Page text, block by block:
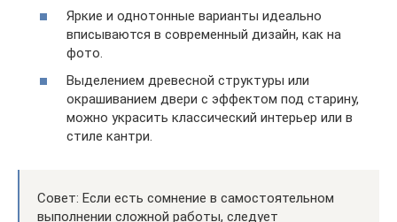
Яркие и однотонные варианты идеально
вписываются в современный дизайн, как на
фото.
Выделением древесной структуры или
окрашиванием двери с эффектом под старину,
можно украсить классический интерьер или в
стиле кантри.
Совет: Если есть сомнение в самостоятельном
выполнении сложной работы, следует